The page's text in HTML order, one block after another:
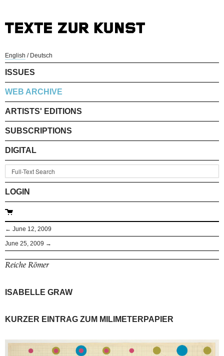
English / Deutsch
ISSUES
WEB ARCHIVE
ARTISTS' EDITIONS
SUBSCRIPTIONS
DIGITAL
LOGIN
← June 12, 2009
June 25, 2009 →
Reiche Römer
ISABELLE GRAW
KURZER EINTRAG ZUM MILIMETERPAPIER